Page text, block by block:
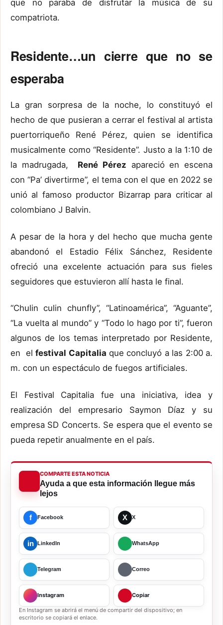
que no paraba de disfrutar la música de su
compatriota.
Residente…un cierre que no se
esperaba
La gran sorpresa de la noche, lo constituyó el
hecho de que pusieran a cerrar el festival al artista
puertorriqueño René Pérez, quien se identifica
musicalmente como “Residente”. Justo a la 1:10 de
la madrugada, René Pérez apareció en escena
con “Pa’ divertirme”, el tema con el que en 2022 se
unió al famoso productor Bizarrap para criticar al
colombiano J Balvin.
A pesar de la hora y del hecho que mucha gente
abandonó el Estadio Félix Sánchez, Residente
ofreció una excelente actuación para sus fieles
seguidores que estuvieron allí hasta le final.
“Chulin culin chunfly”, “Latinoamérica”, “Aguante”,
“La vuelta al mundo” y “Todo lo hago por ti”, fueron
algunos de los temas interpretado por Residente,
en elfestival Capitalia que concluyó a las 2:00 a.
m. con un espectáculo de fuegos artificiales.
El Festival Capitalia fue una iniciativa, idea y
realización del empresario Saymon Díaz y su
empresa SD Concerts. Se espera que el evento se
pueda repetir anualmente en el país.
COMPARTE ESTA NOTICIA
Ayuda a que esta información llegue más
lejos
f Facebook X X
in LinkedIn WhatsApp
Telegram Correo
Instagram Copiar
En Instagram se abrirá el menú de compartir del dispositivo; en
escritorio se copiará el enlace.